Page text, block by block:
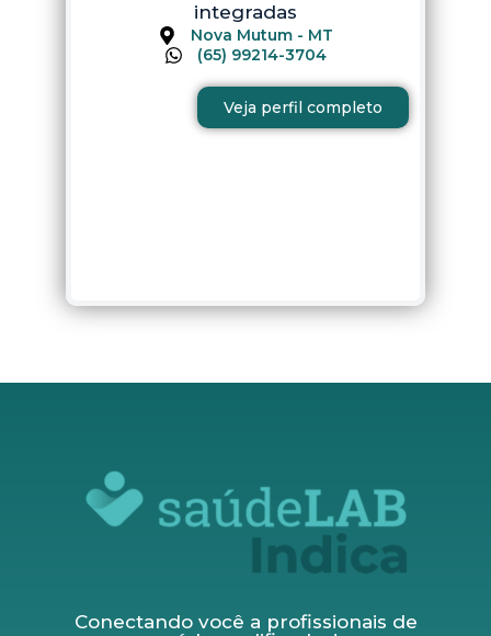
integradas
Nova Mutum - MT
(65) 99214-3704
Veja perfil completo
Conectando você a profissionais de